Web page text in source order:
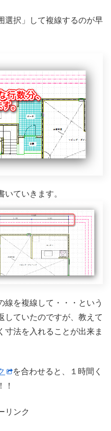
選択」して複線するのが早
いていきます。
線を複線して・・・という
していたのですが、教えて
寸法を入れることが出来ま
を合わせると、１時間く
！
リンク